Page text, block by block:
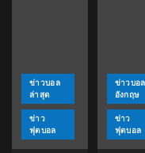
ข่าวบอล
ล่าสุด
ข่าว
ฟุตบอล
ข่าวบอล
อังกฤษ
ข่าว
ฟุตบอล